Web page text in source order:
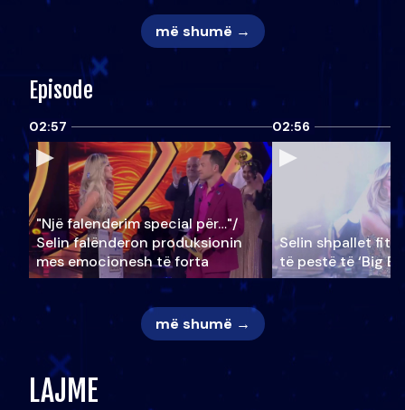
më shumë →
Episode
02:57
"Një falenderim special për…"/
Selin falënderon produksionin
mes emocionesh të forta
02:56
Selin shpallet
të pestë të ‘Big
më shumë →
LAJME